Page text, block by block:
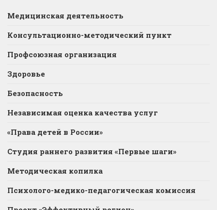
Медицинская деятельность
Консультационно-методический пункт
Профсоюзная организация
Здоровье
Безопасность
Независимая оценка качества услуг
«Права детей в России»
Студия раннего развития «Первые шаги»
Методическая копилка
Психолого-медико-педагогическая комиссия